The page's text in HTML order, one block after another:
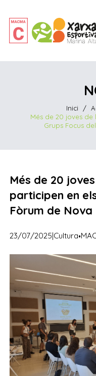
Inici /
Més de 20 joves
Grups Focus
Més de 20
participen en
Fòrum de
23/07/2025|Cultura·